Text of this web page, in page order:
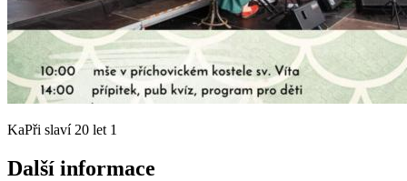
KaPři slaví 20 let 1
Další informace